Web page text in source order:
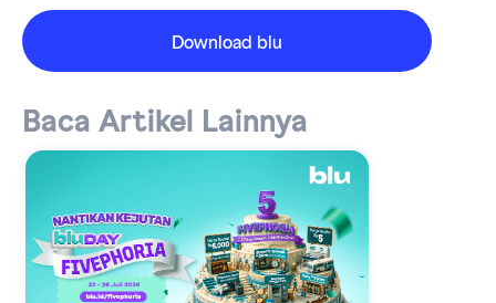
Download blu
Baca Artikel Lainnya